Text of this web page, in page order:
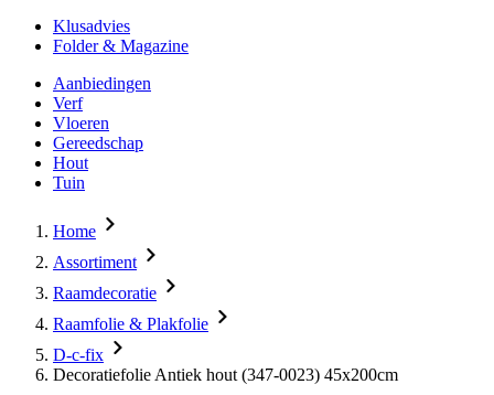
Klusadvies
Folder & Magazine
Aanbiedingen
Verf
Vloeren
Gereedschap
Hout
Tuin
Home
Assortiment
Raamdecoratie
Raamfolie & Plakfolie
D-c-fix
Decoratiefolie Antiek hout (347-0023) 45x200cm